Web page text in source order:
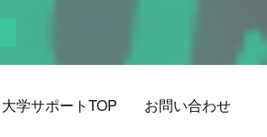
大学サポートTOP お問い合わせ